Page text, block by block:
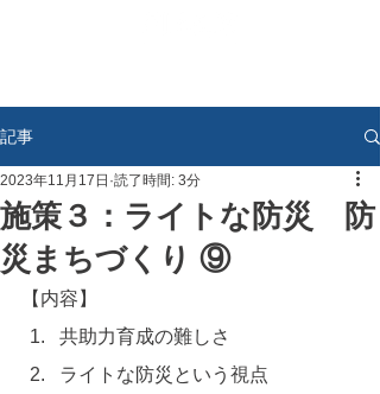
記事
施策３：ライトな防災 防
災まちづくり ⑨
2023年11月17日 読了時間: 3分
【内容】
共助力育成の難しさ
ライトな防災という視点